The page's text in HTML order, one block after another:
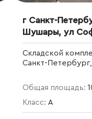
г Санкт-
Шушары, ул
Складской
Санкт-
Общая площадь:
Класс: A